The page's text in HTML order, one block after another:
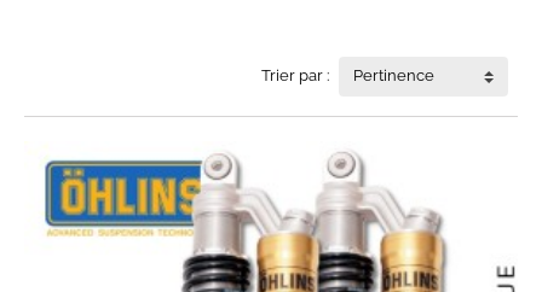
Trier par : Pertinence